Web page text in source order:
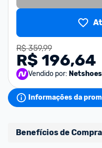
R$ 359,99
R$ 196,64
Vendido por: Netshoes
Informações da
Benefícios de